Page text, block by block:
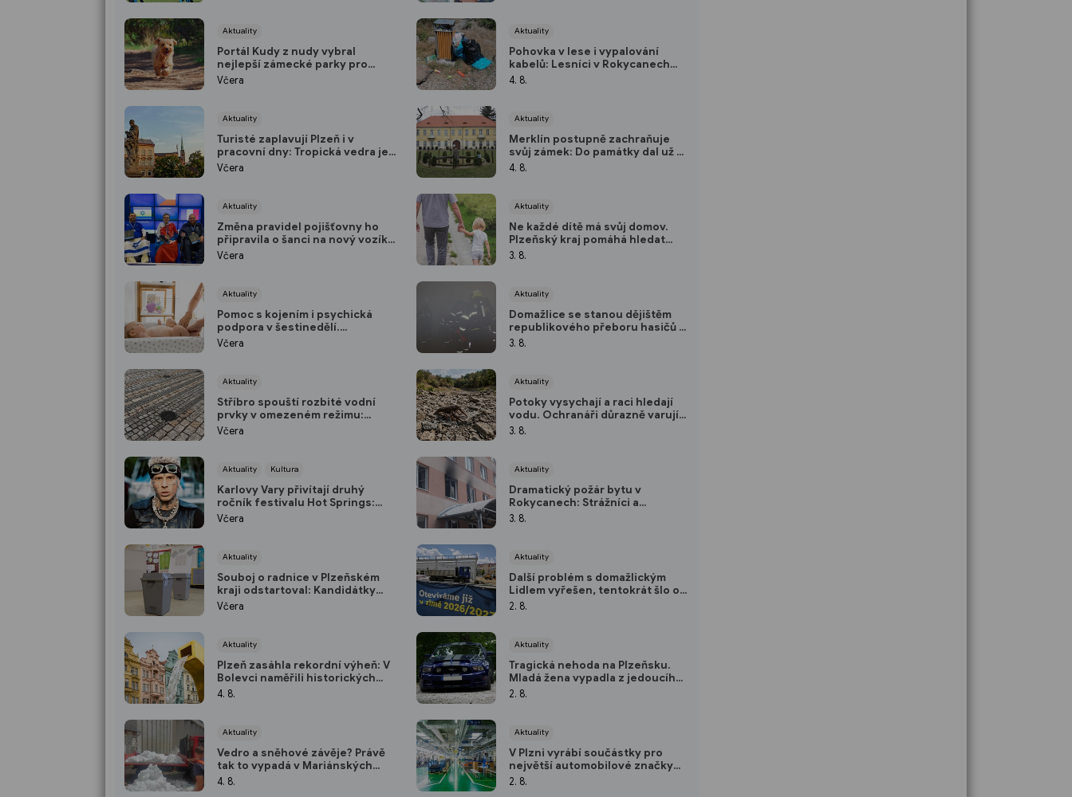
Aktuality
Portál Kudy z nudy vybral
nejlepší zámecké parky pro
pejskaře: V TOP 10 nechybí ani
Včera
Aktuality
Turisté zaplavují Plzeň i v
pracovní dny: Tropická vedra je
ženou do pivovarských sklepů a
Včera
Aktuality
Změna pravidel pojišťovny ho
připravila o šanci na nový vozík.
Paralympionik Ondřej Kaas
Včera
Aktuality
Pomoc s kojením i psychická
podpora v šestinedělí.
Domažlická porodnice nabízí
Včera
Aktuality
Stříbro spouští rozbité vodní
prvky v omezeném režimu:
Vedení města plánuje opravu za
Včera
Aktuality Kultura
Karlovy Vary přivítají druhý
ročník festivalu Hot Springs:
Vystoupí Yzomandias, Ben
Včera
Aktuality
Souboj o radnice v Plzeňském
kraji odstartoval: Kandidátky
jsou podány, podílíte se na
Včera
Aktuality
Plzeň zasáhla rekordní výheň: V
Bolevci naměřili historických
41,5 °C. Jak snášíte extrémní
4. 8.
Aktuality
Vedro a sněhové závěje? Právě
tak to vypadá v Mariánských
Lázních
4. 8.
Aktuality
Pohovka v lese i vypalování
kabelů: Lesníci v Rokycanech
bojují s černými skládkami a
4. 8.
Aktuality
Merklín postupně zachraňuje
svůj zámek: Do památky dal už 25
milionů, v listopadu otevře nový
4. 8.
Aktuality
Ne každé dítě má svůj domov.
Plzeňský kraj pomáhá hledat
pěstouny
3. 8.
Aktuality
Domažlice se stanou dějištěm
republikového přeboru hasičů v
první pomoci, trénovat budou v
3. 8.
Aktuality
Potoky vysychají a raci hledají
vodu. Ochranáři důrazně varují
před jejich přenášením
3. 8.
Aktuality
Dramatický požár bytu v
Rokycanech: Strážníci a
policisté před příjezdem hasičů
3. 8.
Aktuality
Další problém s domažlickým
Lidlem vyřešen, tentokrát šlo o
veřejné osvětlení
2. 8.
Aktuality
Tragická nehoda na Plzeňsku.
Mladá žena vypadla z jedoucího
Fordu Mustang, v nemocnici
2. 8.
Aktuality
V Plzni vyrábí součástky pro
největší automobilové značky
Evropy. Teď oznámil hromadné
2. 8.